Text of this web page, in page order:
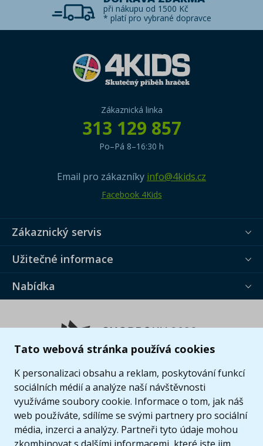
Tato webová stránka používá cookies
K personalizaci obsahu a reklam, poskytování funkcí
sociálních médií a analýze naší návštěvnosti
využíváme soubory cookie. Informace o tom, jak náš
web používáte, sdílíme se svými partnery pro sociální
média, inzerci a analýzy. Partneři tyto údaje mohou
při nákupu od 1500 Kč
* platí pro vybrané dopravce
Zákaznická linka
313 129 857
Po–Pá 8–16:30 h
Email pro zákazníky info@4kids.cz
Facebook 4Kids
Zákaznický servis
Užitečné informace
Nabídka